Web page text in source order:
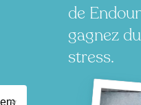
de
gagnez
stress.